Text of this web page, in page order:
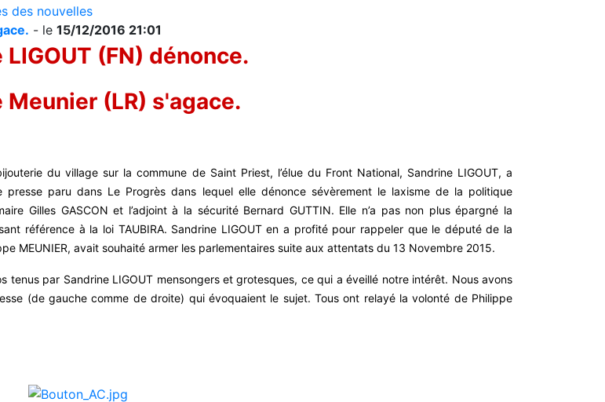
des nouvelles
- le 15/12/2016 21:01
LIGOUT (FN) dénonce.
Meunier (LR) s'agace.
du village sur la commune de Saint Priest, l’élue du Front National, Sandrine LIGOUT, a
presse paru dans Le Progrès dans lequel elle dénonce sévèrement le laxisme de la politique
Gilles GASCON et l’adjoint à la sécurité Bernard GUTTIN. Elle n’a pas non plus épargné la
référence à la loi TAUBIRA. Sandrine LIGOUT en a profité pour rappeler que le député de la
MEUNIER, avait souhaité armer les parlementaires suite aux attentats du 13 Novembre 2015.
tenus par Sandrine LIGOUT mensongers et grotesques, ce qui a éveillé notre intérêt. Nous avons
(de gauche comme de droite) qui évoquaient le sujet. Tous ont relayé la volonté de Philippe